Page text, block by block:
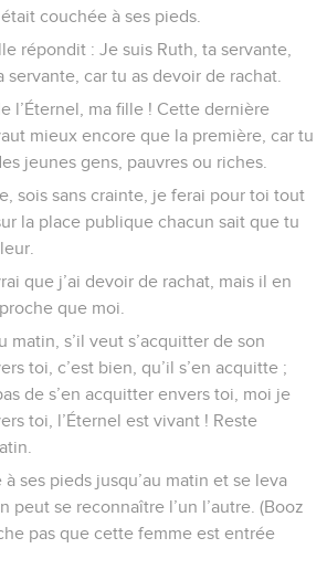
couchée à ses pieds.
répondit : Je suis Ruth, ta servante,
car tu as devoir de rachat.
l’Éternel, ma fille ! Cette dernière
mieux encore que la première, car tu
jeunes gens, pauvres ou riches.
sois sans crainte, je ferai pour toi tout
la place publique chacun sait que tu
que j’ai devoir de rachat, mais il en
que moi.
matin, s’il veut s’acquitter de son
toi, c’est bien, qu’il s’en acquitte ;
de s’en acquitter envers toi, moi je
toi, l’Éternel est vivant ! Reste
ses pieds jusqu’au matin et se leva
peut se reconnaître l’un l’autre. (Booz
pas que cette femme est entrée